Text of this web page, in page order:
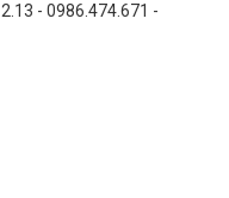
- 0986.474.671 -